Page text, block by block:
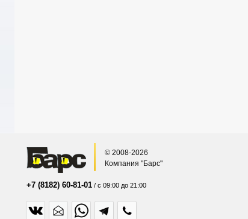
© 2008-2026
Компания "Барс"
+7 (8182) 60-81-01 / с 09:00 до 21:00